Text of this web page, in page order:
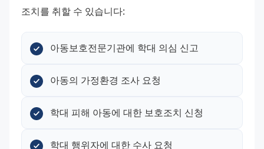
조치를 취할 수 있습니다:
아동보호전문기관에 학대 의심 신고
아동의 가정환경 조사 요청
학대 피해 아동에 대한 보호조치 신청
학대 행위자에 대한 수사 요청